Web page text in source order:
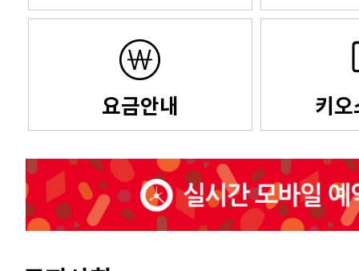
요금안내 키